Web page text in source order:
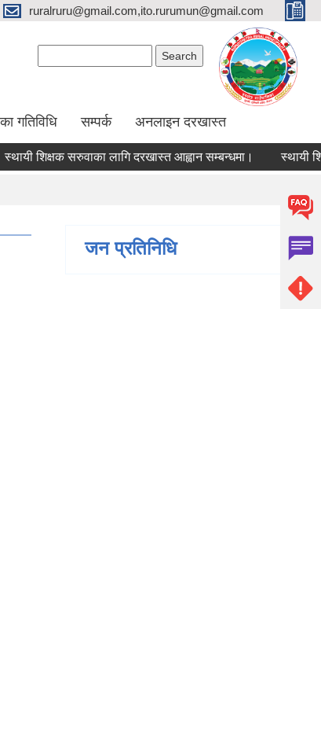
ruralruru@gmail.com,ito.rurumun@gmail.com
गतिविधि सम्पर्क अनलाइन दरखास्त
शिक्षक सरुवाका लागि दरखास्त आह्वान सम्बन्धमा। स्थायी
जन प्रतिनिधि